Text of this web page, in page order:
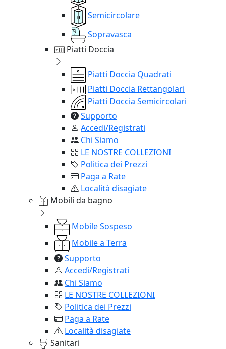
Semicircolare
Sopravasca
Piatti Doccia
Piatti Doccia Quadrati
Piatti Doccia Rettangolari
Piatti Doccia Semicircolari
Supporto
Accedi/Registrati
Chi Siamo
LE NOSTRE COLLEZIONI
Politica dei Prezzi
Paga a Rate
Località disagiate
Mobili da bagno
Mobile Sospeso
Mobile a Terra
Supporto
Accedi/Registrati
Chi Siamo
LE NOSTRE COLLEZIONI
Politica dei Prezzi
Paga a Rate
Località disagiate
Sanitari